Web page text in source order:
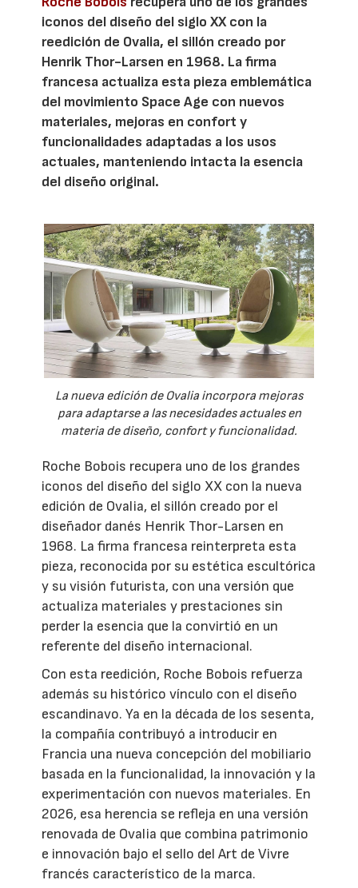
iconos del diseño del siglo XX con la
reedición de Ovalia, el sillón creado por
Henrik Thor-Larsen en 1968. La firma
francesa actualiza esta pieza emblemática
del movimiento Space Age con nuevos
materiales, mejoras en confort y
funcionalidades adaptadas a los usos
actuales, manteniendo intacta la esencia
del diseño original.
La nueva edición de Ovalia incorpora mejoras
para adaptarse a las necesidades actuales en
materia de diseño, confort y funcionalidad.
Roche Bobois recupera uno de los grandes
iconos del diseño del siglo XX con la nueva
edición de Ovalia, el sillón creado por el
diseñador danés Henrik Thor-Larsen en
1968. La firma francesa reinterpreta esta
pieza, reconocida por su estética escultórica
y su visión futurista, con una versión que
actualiza materiales y prestaciones sin
perder la esencia que la convirtió en un
referente del diseño internacional.
Con esta reedición, Roche Bobois refuerza
además su histórico vínculo con el diseño
escandinavo. Ya en la década de los sesenta,
la compañía contribuyó a introducir en
Francia una nueva concepción del mobiliario
basada en la funcionalidad, la innovación y la
experimentación con nuevos materiales. En
2026, esa herencia se refleja en una versión
renovada de Ovalia que combina patrimonio
e innovación bajo el sello del Art de Vivre
francés característico de la marca.